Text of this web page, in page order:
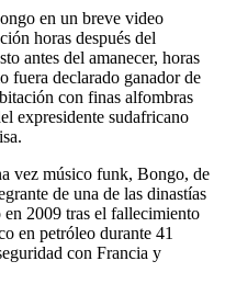
en un breve video
horas después del
antes del amanecer, horas
fuera declarado ganador de
con finas alfombras
expresidente sudafricano
vez músico funk, Bongo, de
de una de las dinastías
2009 tras el fallecimiento
en petróleo durante 41
con Francia y